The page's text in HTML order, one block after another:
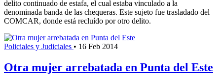
delito continuado de estafa, el cual estaba vinculado a la
denominada banda de las chequeras. Este sujeto fue trasladado del
COMCAR, donde está recluído por otro delito.
Policiales y Judiciales • 16 Feb 2014
Otra mujer arrebatada en Punta del Este